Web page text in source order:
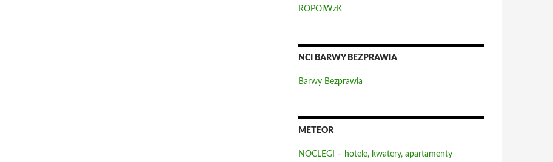
ROPOiWzK
NCI BARWY BEZPRAWIA
Barwy Bezprawia
METEOR
NOCLEGI – hotele, kwatery, apartamenty